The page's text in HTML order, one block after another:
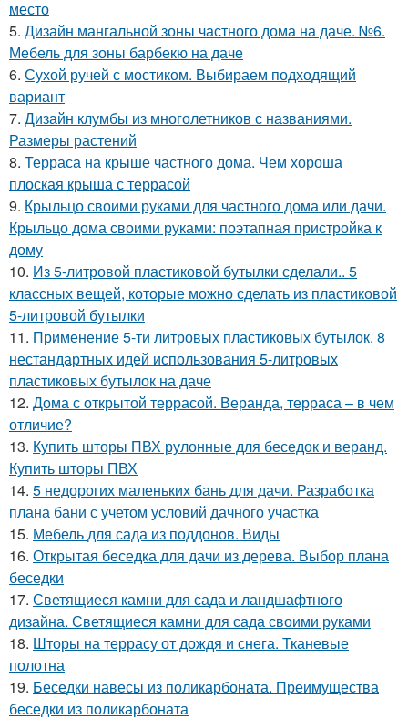
место
5. Дизайн мангальной зоны частного дома на даче. №6.
Мебель для зоны барбекю на даче
6. Сухой ручей с мостиком. Выбираем подходящий
вариант
7. Дизайн клумбы из многолетников с названиями.
Размеры растений
8. Терраса на крыше частного дома. Чем хороша
плоская крыша с террасой
9. Крыльцо своими руками для частного дома или дачи.
Крыльцо дома своими руками: поэтапная пристройка к
дому
10. Из 5-литровой пластиковой бутылки сделали.. 5
классных вещей, которые можно сделать из пластиковой
5-литровой бутылки
11. Применение 5-ти литровых пластиковых бутылок. 8
нестандартных идей использования 5-литровых
пластиковых бутылок на даче
12. Дома с открытой террасой. Веранда, терраса – в чем
отличие?
13. Купить шторы ПВХ рулонные для беседок и веранд.
Купить шторы ПВХ
14. 5 недорогих маленьких бань для дачи. Разработка
плана бани с учетом условий дачного участка
15. Мебель для сада из поддонов. Виды
16. Открытая беседка для дачи из дерева. Выбор плана
беседки
17. Светящиеся камни для сада и ландшафтного
дизайна. Светящиеся камни для сада своими руками
18. Шторы на террасу от дождя и снега. Тканевые
полотна
19. Беседки навесы из поликарбоната. Преимущества
беседки из поликарбоната